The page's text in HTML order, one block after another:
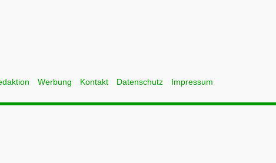
Werbung Kontakt Datenschutz Impressum